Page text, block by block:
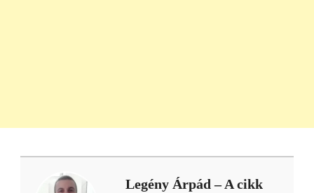
Legény Árpád – A cikk